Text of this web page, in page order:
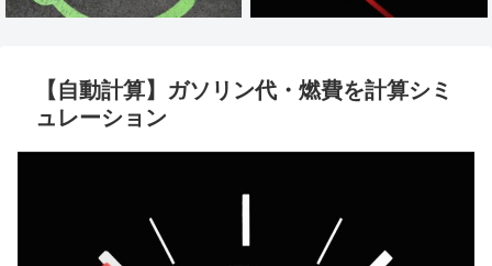
【自動計算】ガソリン代・燃費を計算シミ
ュレーション